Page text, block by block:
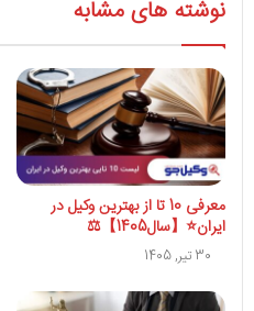
نوشته های مشابه
معرفی 10 تا از بهترین وکیل در
ایران⭐【سال1405】⚖️
30 تیر, 1405